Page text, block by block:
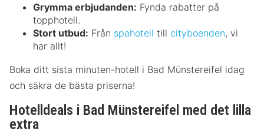
Grymma erbjudanden: Fynda rabatter på
topphotell.
Stort utbud: Från spahotell till cityboenden, vi
har allt!
Boka ditt sista minuten-hotell i Bad Münstereifel idag
och säkra de bästa priserna!
Hotelldeals i Bad Münstereifel med det lilla
extra